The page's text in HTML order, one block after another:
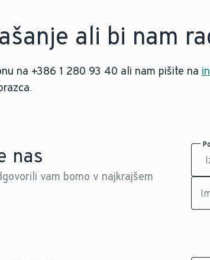
ali bi nam
na +386 1 280 93 40 ali nam pišite na
nas
vam bomo v najkrajšem